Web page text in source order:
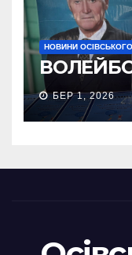
НОВИНИ
БЕР 1, 2026